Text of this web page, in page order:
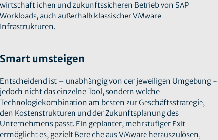
wirtschaftlichen und zukunftssicheren Betrieb von SAP
Workloads, auch außerhalb klassischer VMware
Infrastrukturen.
Smart umsteigen
Entscheidend ist – unabhängig von der jeweiligen Umgebung -
jedoch nicht das einzelne Tool, sondern welche
Technologiekombination am besten zur Geschäftsstrategie,
den Kostenstrukturen und der Zukunftsplanung des
Unternehmens passt. Ein geplanter, mehrstufiger Exit
ermöglicht es, gezielt Bereiche aus VMware herauszulösen,